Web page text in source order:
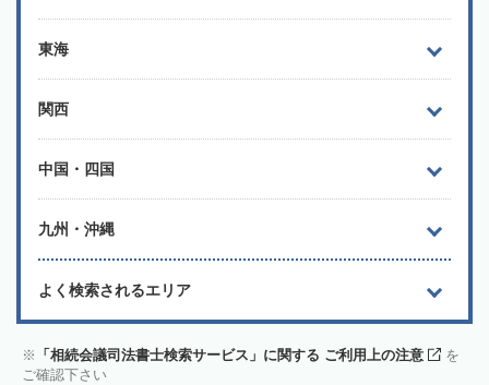
東海
関西
中国・四国
九州・沖縄
よく検索されるエリア
「相続会議司法書士検索サービス」に関する ご利用上の注意
を
ご確認下さい